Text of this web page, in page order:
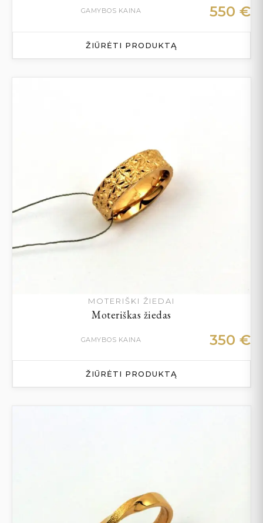
GAMYBOS KAINA 550 €
ŽIŪRĖTI PRODUKTĄ
MOTERIŠKI ŽIEDAI
Moteriškas žiedas
GAMYBOS KAINA 350 €
ŽIŪRĖTI PRODUKTĄ